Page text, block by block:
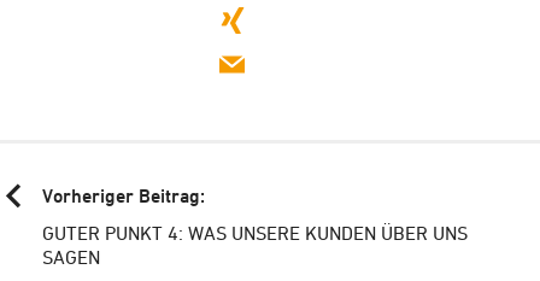
mitteilen
teilen
Vorheriger Beitrag:
GUTER PUNKT 4: WAS UNSERE KUNDEN ÜBER UNS
SAGEN